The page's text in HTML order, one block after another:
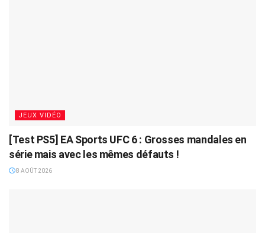
JEUX VIDÉO
[Test PS5] EA Sports UFC 6 : Grosses mandales en
série mais avec les mêmes défauts !
8 AOÛT 2026